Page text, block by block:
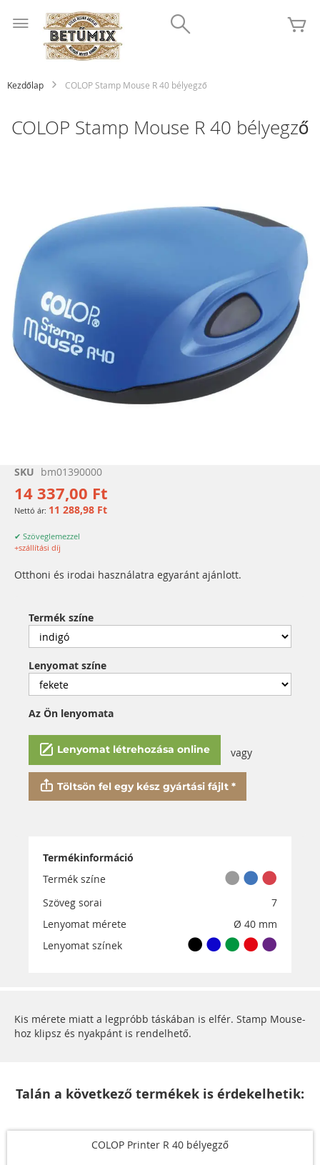
tartalomhoz
Kezdőlap COLOP Stamp Mouse R 40 bélyegző
COLOP Stamp Mouse R 40 bélyegző
Ugrás
képgaléria
elejére
SKU bm01390000
14 337,00 Ft
11 288,98 Ft
✔ Szöveglemezzel
+szállítási díj
Otthoni és irodai használatra egyaránt ajánlott.
Termék színe
Lenyomat színe
Az Ön lenyomata
Lenyomat létrehozása online vagy
Töltsön fel egy kész gyártási fájlt *
Termékinformáció
Termék színe
Szöveg sorai
7
Lenyomat mérete
Ø 40 mm
Lenyomat színek
Kis mérete miatt a legpróbb táskában is elfér. Stamp Mouse-
hoz klipsz és nyakpánt is rendelhető.
Talán a következő termékek is érdekelhetik:
COLOP Printer R 40 bélyegző